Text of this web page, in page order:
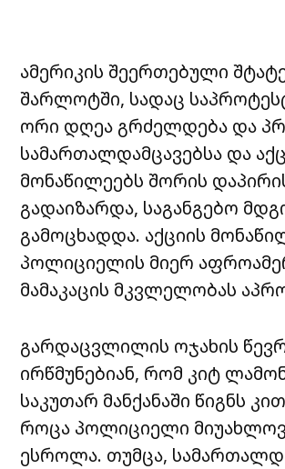
ამერიკის შეერთებული
შარლოტში, სადაც
ორი დღეა გრძელდება და
სამართალდამცავებსა და
მონაწილეებს შორის
გადაიზარდა, საგანგებო
გამოცხადდა. აქციის
პოლიციელის მიერ
მამაკაცის მკვლელობას
გარდაცვლილის ოჯახის
ირწმუნებიან, რომ კიტ
საკუთარ მანქანაში წიგნს
როცა პოლიციელი
ესროლა. თუმცა,